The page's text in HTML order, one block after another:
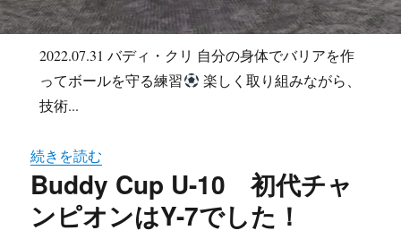
2022.07.31 バディ・クリ 自分の身体でバリアを作
ってボールを守る練習
楽しく取り組みながら、
技術...
続きを読む
Buddy Cup U-10 初代チャ
ンピオンはY-7でした！